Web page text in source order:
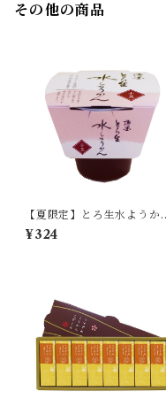
その他の商品
【夏限定】とろ生水ようか
ん 小豆 単品 【季節限定/
期間限定】
¥324